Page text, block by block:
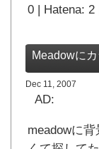
0 | Hatena: 2
Meadowに
Dec 11, 2007
AD:
meadowに